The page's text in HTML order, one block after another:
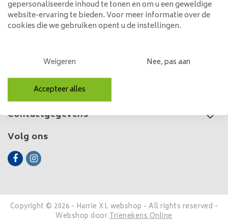
Mijn account
Categorieën
Contactgegevens
Volg ons
Copyright © 2026 - Harrie XL webshop - All rights reserved -
Webshop doorTrienekens Online
gepersonaliseerde inhoud te tonen en om u een geweldige
website-ervaring te bieden. Voor meer informatie over de
cookies die we gebruiken opent u de instellingen.
Weigeren Nee, pas aan
Accepteer alles